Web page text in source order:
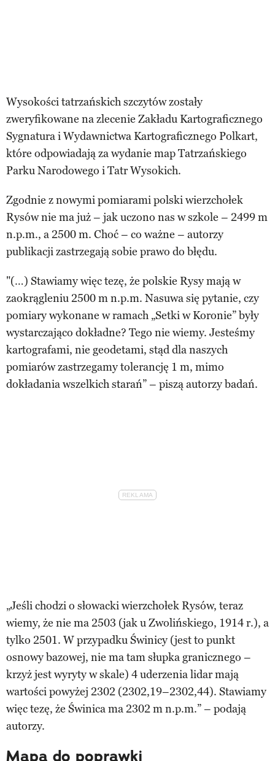
Wysokości tatrzańskich szczytów zostały
zweryfikowane na zlecenie Zakładu Kartograficznego
Sygnatura i Wydawnictwa Kartograficznego Polkart,
które odpowiadają za wydanie map Tatrzańskiego
Parku Narodowego i Tatr Wysokich.
Zgodnie z nowymi pomiarami polski wierzchołek
Rysów nie ma już – jak uczono nas w szkole – 2499 m
n.p.m., a 2500 m. Choć – co ważne – autorzy
publikacji zastrzegają sobie prawo do błędu.
"(…) Stawiamy więc tezę, że polskie Rysy mają w
zaokrągleniu 2500 m n.p.m. Nasuwa się pytanie, czy
pomiary wykonane w ramach „Setki w Koronie” były
wystarczająco dokładne? Tego nie wiemy. Jesteśmy
kartografami, nie geodetami, stąd dla naszych
pomiarów zastrzegamy tolerancję 1 m, mimo
dokładania wszelkich starań” – piszą autorzy badań.
„Jeśli chodzi o słowacki wierzchołek Rysów, teraz
wiemy, że nie ma 2503 (jak u Zwolińskiego, 1914 r.), a
tylko 2501. W przypadku Świnicy (jest to punkt
osnowy bazowej, nie ma tam słupka granicznego –
krzyż jest wyryty w skale) 4 uderzenia lidar mają
wartości powyżej 2302 (2302,19–2302,44). Stawiamy
więc tezę, że Świnica ma 2302 m n.p.m.” – podają
autorzy.
Mapa do poprawki